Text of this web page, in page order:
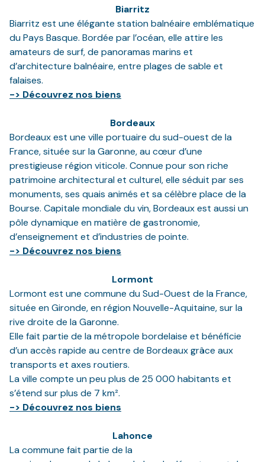
Biarritz
Biarritz est une élégante station balnéaire emblématique
du Pays Basque. Bordée par l’océan, elle attire les
amateurs de surf, de panoramas marins et
d’architecture balnéaire, entre plages de sable et
falaises.
-> Découvrez nos biens
Bordeaux
Bordeaux est une ville portuaire du sud-ouest de la
France, située sur la Garonne, au cœur d’une
prestigieuse région viticole. Connue pour son riche
patrimoine architectural et culturel, elle séduit par ses
monuments, ses quais animés et sa célèbre place de la
Bourse. Capitale mondiale du vin, Bordeaux est aussi un
pôle dynamique en matière de gastronomie,
d’enseignement et d’industries de pointe.
-> Découvrez nos biens
Lormont
Lormont est une commune du Sud-Ouest de la France,
située en Gironde, en région Nouvelle-Aquitaine, sur la
rive droite de la Garonne.
Elle fait partie de la métropole bordelaise et bénéficie
d’un accès rapide au centre de Bordeaux grâce aux
transports et axes routiers.
La ville compte un peu plus de 25 000 habitants et
s’étend sur plus de 7 km².
-> Découvrez nos biens
Lahonce
La commune fait partie de la